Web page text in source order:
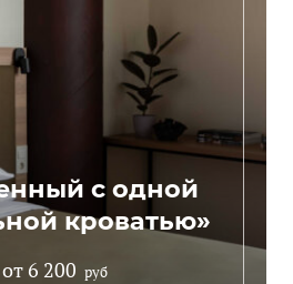
с одной
кроватью»
6 200 руб